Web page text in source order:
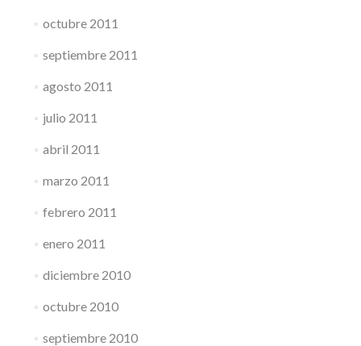
octubre 2011
septiembre 2011
agosto 2011
julio 2011
abril 2011
marzo 2011
febrero 2011
enero 2011
diciembre 2010
octubre 2010
septiembre 2010